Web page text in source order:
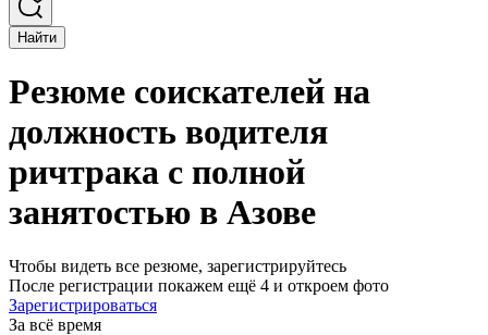
Найти
Резюме соискателей на
должность водителя
ричтрака с полной
занятостью в Азове
Чтобы видеть все резюме, зарегистрируйтесь
После регистрации покажем ещё 4 и откроем фото
Зарегистрироваться
За всё время